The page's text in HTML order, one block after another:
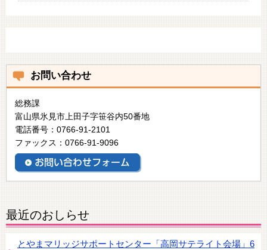
お問い合わせ
総務課
富山県氷見市上田子字笹谷内50番地
電話番号：0766-91-2101
ファックス：0766-91-9096
最近のおしらせ
とやまマリッジサポートセンター「高岡サテライト会場」6